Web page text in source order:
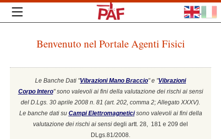
Benvenuto nel Portale Agenti Fisici
Le Banche Dati "Vibrazioni Mano Braccio" e "Vibrazioni
Corpo Intero"sono valevoli ai fini della valutazione dei rischi ai sensi
del D.Lgs. 30 aprile 2008 n. 81 (art. 202, comma 2; Allegato XXXV).
Le banche dati su Campi Elettromagneticisono valevoli ai fini della
valutazione dei rischi ai sensi degli artt. 28, 181 e 209 del
DLgs.81/2008.